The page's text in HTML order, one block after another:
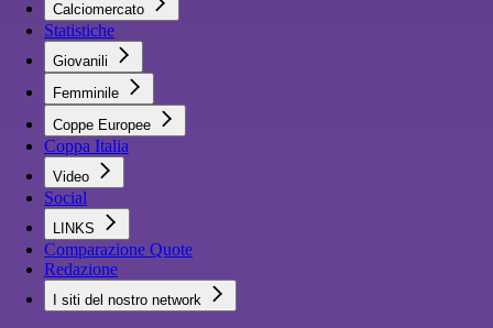
Calciomercato
Statistiche
Giovanili
Femminile
Coppe Europee
Coppa Italia
Video
Social
LINKS
Comparazione Quote
Redazione
I siti del nostro network